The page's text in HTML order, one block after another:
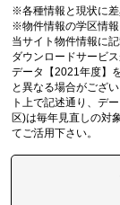
※各種情報と現状に差
※物件情報の学区情
当サイト物件情報に
ダウンロードサービ
データ【2021年度】
と異なる場合がござ
ト上で記述通り、デ
区)は毎年見直しの対
てご活用下さい。